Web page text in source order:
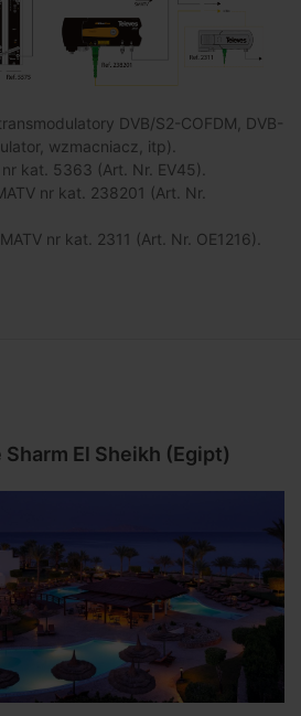
DVB/S2-COFDM, DVB-
wzmacniacz, itp).
kat. 5363 (Art. Nr. EV45).
nr kat. 238201 (Art. Nr.
nr kat. 2311 (Art. Nr. OE1216).
El Sheikh (Egipt)